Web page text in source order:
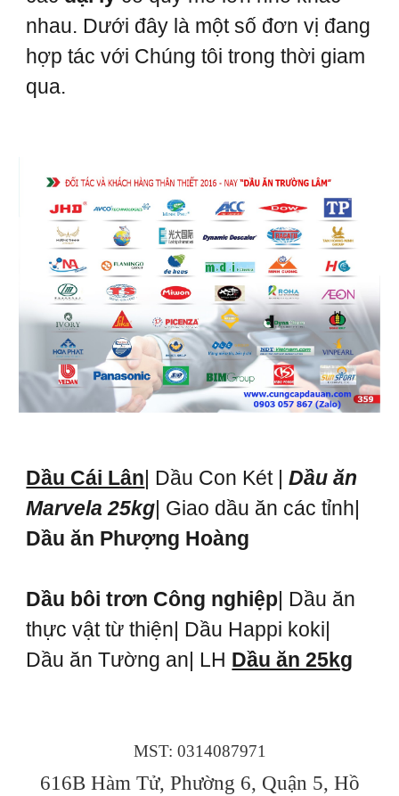
nhau. Dưới đây là một số đơn vị đang
hợp tác với Chúng tôi trong thời giam
qua.
Dầu Cái Lân| Dầu Con Két |Dầu ăn
Marvela 25kg| Giao dầu ăn các tỉnh|
Dầu ăn Phượng Hoàng
Dầu bôi trơn Công nghiệp| Dầu ăn
thực vật từ thiện| Dầu Happi koki|
Dầu ăn Tường an| LH Dầu ăn 25kg
MST: 0314087971
616B Hàm Tử, Phường 6, Quận 5, Hồ